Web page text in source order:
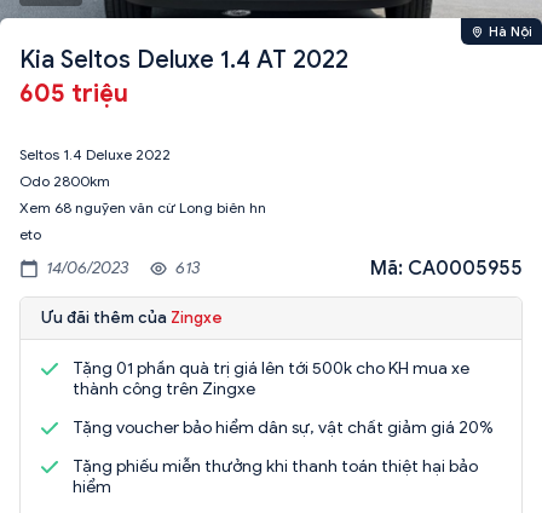
Hà Nội
Kia Seltos Deluxe 1.4 AT 2022
605 triệu
Seltos 1.4 Deluxe 2022
Odo 2800km
Xem 68 nguỹen văn cừ Long biên hn
eto
14/06/2023 613 Mã: CA0005955
Ưu đãi thêm của Zingxe
Tặng 01 phần quà trị giá lên tới 500k cho KH mua xe
thành công trên Zingxe
Tặng voucher bảo hiểm dân sự, vật chất giảm giá 20%
Tặng phiếu miễn thưởng khi thanh toán thiệt hại bảo
hiểm